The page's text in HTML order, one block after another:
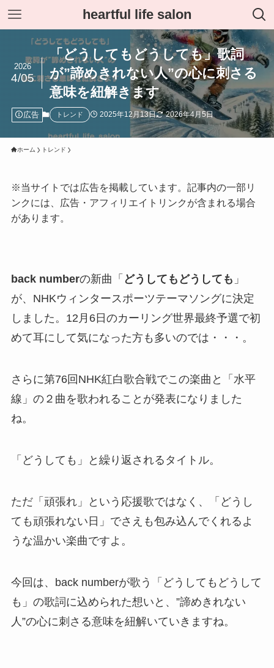
heartful life salon
「どうしてもどうしても」歌詞
が”諦めきれない人”の心に刺さる
意味を紐解きます
2026
4/05
広告 トレンド 2025年12月13日 2026年4月5日
ホーム トレンド
※当サイトでは広告を掲載しています。記事内の一部リ
ンクには、広告・アフィリエイトリンクが含まれる場合
があります。
back numberの新曲「 どうしてもどうしても 」
が、NHKウィンタースポーツテーマソングに決定
しました。12月6日のカーリング世界最終予選で初
めて耳にして気になった方も多いのでは・・・。
さらに第76回NHK紅白歌合戦でこの楽曲と「水平
線」の２曲を歌われることが発表になりました
ね。
「どうしても」と繰り返されるタイトル。
ただ「頑張れ」という応援歌ではなく、「どうし
ても頑張れない日」でさえも包み込んでくれるよ
うな温かい楽曲ですよ。
今回は、back numberが歌う「どうしてもどうして
も」の歌詞に込められた想いと、”諦めきれない
人”の心に刺さる意味を紐解いていきますね。